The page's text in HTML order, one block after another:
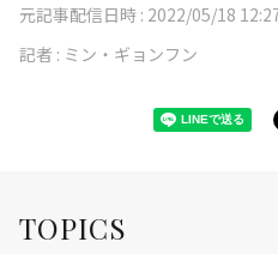
元記事配信日時 : 2022/05/18
記者 : ミン・ギョンフン
TOPICS